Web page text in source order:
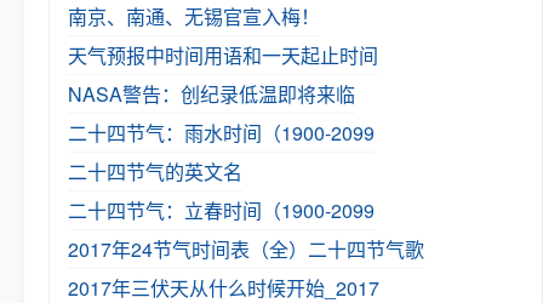
南京、南通、无锡官宣入梅！
天气预报中时间用语和一天起止时间
NASA警告：创纪录低温即将来临
二十四节气：雨水时间（1900-2099
二十四节气的英文名
二十四节气：立春时间（1900-2099
2017年24节气时间表（全） 二十四节气歌
2017年三伏天从什么时候开始_2017